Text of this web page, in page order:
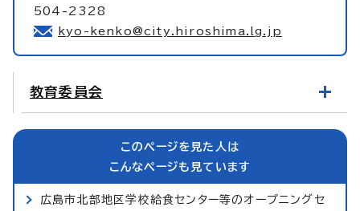
504-2328
kyo-kenko@city.hiroshima.lg.jp
教育委員会
このページを見た人は
こんなページも見ています
広島市北部地区学校給食センター等のオープニングセ